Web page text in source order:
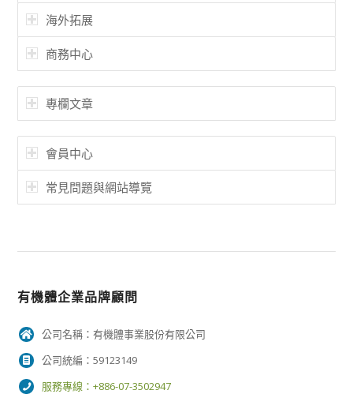
海外拓展
商務中心
專欄文章
會員中心
常見問題與網站導覽
有機體企業品牌顧問
公司名稱：有機體事業股份有限公司
公司統編：59123149
服務專線：+886-07-3502947